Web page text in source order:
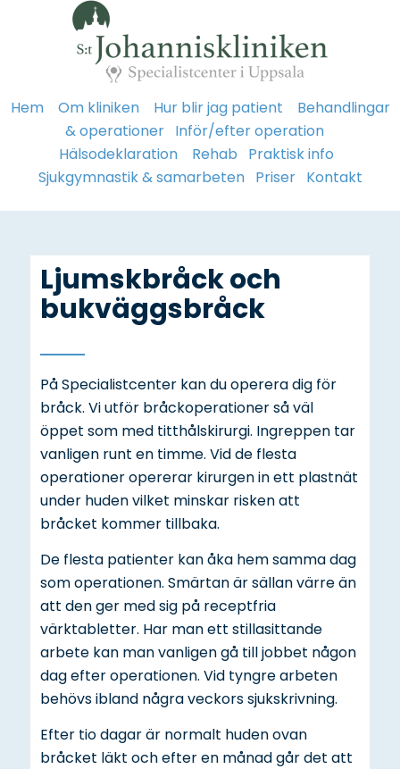
Hem Om kliniken Hur blir jag patient
Behandlingar
& operationer Inför/efter operation
Hälsodeklaration
Rehab
Praktisk info
Sjukgymnastik & samarbeten Priser Kontakt
Ljumskbråck och
bukväggsbråck
På Specialistcenter kan du operera dig för
bråck. Vi utför bråckoperationer så väl
öppet som med titthålskirurgi. Ingreppen tar
vanligen runt en timme. Vid de flesta
operationer opererar kirurgen in ett plastnät
under huden vilket minskar risken att
bråcket kommer tillbaka.
De flesta patienter kan åka hem samma dag
som operationen. Smärtan är sällan värre än
att den ger med sig på receptfria
värktabletter. Har man ett stillasittande
arbete kan man vanligen gå till jobbet någon
dag efter operationen. Vid tyngre arbeten
behövs ibland några veckors sjukskrivning.
Efter tio dagar är normalt huden ovan
bråcket läkt och efter en månad går det att